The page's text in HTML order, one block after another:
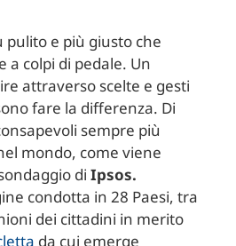
pulito e più giusto che
a colpi di pedale. Un
attraverso scelte e gesti
fare la differenza. Di
sempre più
mondo, come viene
di Ipsos.
condotta in 28 Paesi, tra
dei cittadini in merito
da cui emerge